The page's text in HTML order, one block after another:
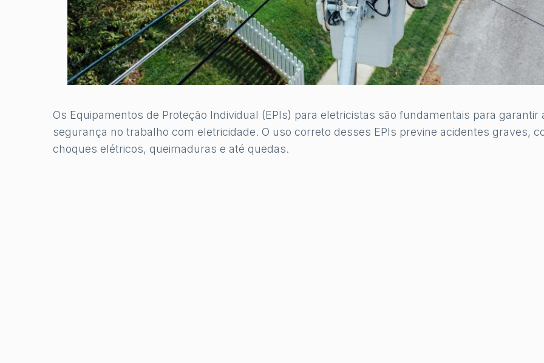
Os Equipamentos de Proteção Individual (EPIs) para eletricistas são fundamentais para garantir
segurança no trabalho com eletricidade. O uso correto desses EPIs previne acidentes graves,
choques elétricos, queimaduras e até quedas.